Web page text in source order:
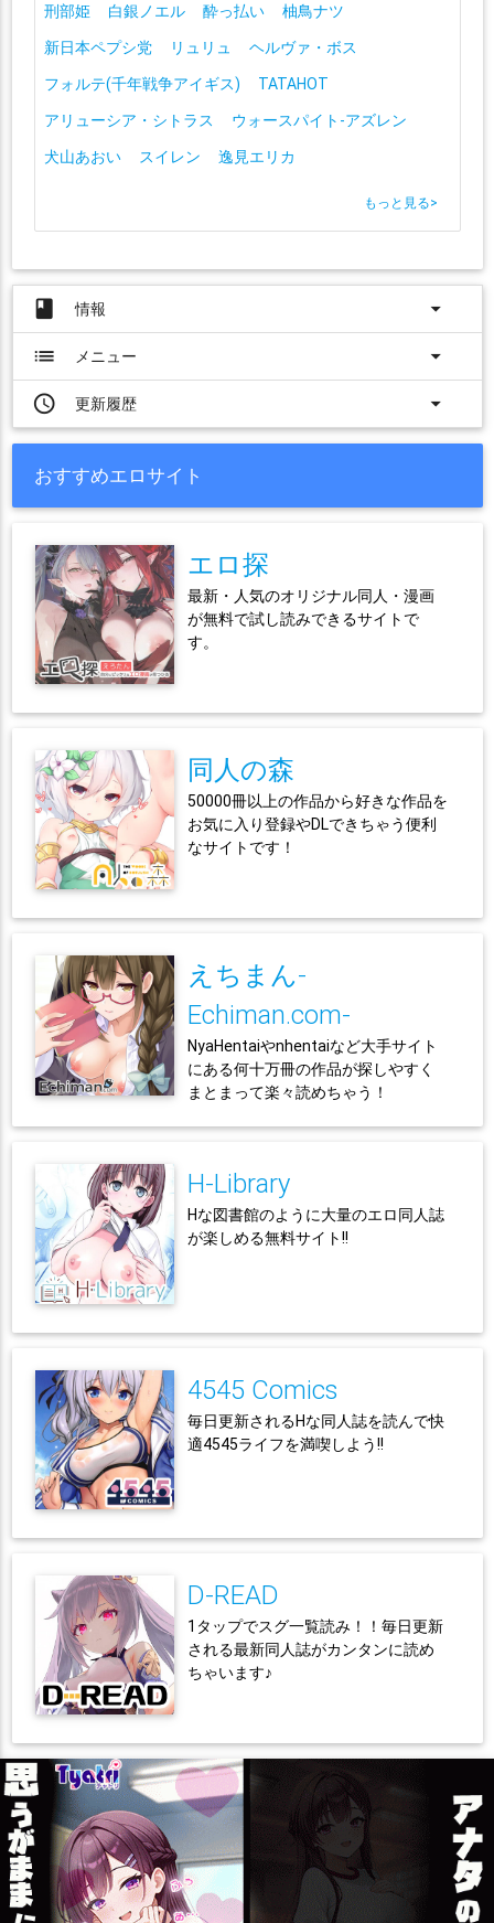
刑部姫
白銀ノエル 酔っ払い
柚鳥ナツ
新日本ペプシ党
リュリュ
ヘルヴァ・ボス
フォルテ(千年戦争アイギス)
TATAHOT
アリューシア・シトラス
ウォースパイト-アズレン
犬山あおい
スイレン 逸見エリカ
もっと見る>
book 情報
arrow_drop_down
list
メニュー
arrow_drop_down
access_time
更新履歴 arrow_drop_down
おすすめエロサイト
エロ探
最新・人気のオリジナル同人・漫画
が無料で試し読みできるサイトで
す。
同人の森
50000冊以上の作品から好きな作品を
お気に入り登録やDLできちゃう便利
なサイトです！
えちまん-
Echiman.com-
NyaHentaiやnhentaiなど大手サイト
にある何十万冊の作品が探しやすく
まとまって楽々読めちゃう！
H-Library
Hな図書館のように大量のエロ同人誌
が楽しめる無料サイト!!
4545 Comics
毎日更新されるHな同人誌を読んで快
適4545ライフを満喫しよう!!
D-READ
1タップでスグ一覧読み！！毎日更新
される最新同人誌がカンタンに読め
ちゃいます♪